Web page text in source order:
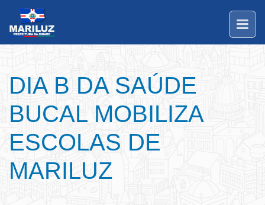
DIA B DA SAÚDE
BUCAL MOBILIZA
ESCOLAS DE
MARILUZ